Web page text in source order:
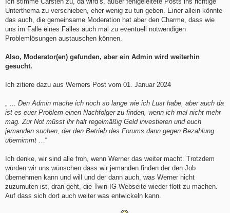
Unterthema zu verschieben, eher wenig zu tun geben. Einer allein könnte
das auch, die gemeinsame Moderation hat aber den Charme, dass wie
uns im Falle eines Falles auch mal zu eventuell notwendigen
Problemlösungen austauschen können.
Also, Moderator(en) gefunden, aber ein Admin wird weiterhin
gesucht.
Ich zitiere dazu aus Werners Post vom 01. Januar 2024
Den Admin mache ich noch so lange wie ich Lust habe, aber auch da
ist es euer Problem einen Nachfolger zu finden, wenn ich mal nicht mehr
mag. Zur Not müsst ihr halt regelmäßig Geld investieren und euch
jemanden suchen, der den Betrieb des Forums dann gegen Bezahlung
übernimmt …“
Ich denke, wir sind alle froh, wenn Werner das weiter macht. Trotzdem
würden wir uns wünschen dass wir jemanden finden der den Job
übernehmen kann und will und der dann auch, was Werner nicht
zuzumuten ist, dran geht, die Twin-IG-Webseite wieder flott zu machen.
Auf dass sich dort auch weiter was entwickeln kann.